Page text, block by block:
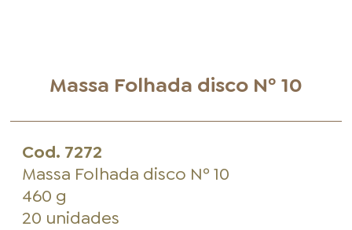
Massa Folhada disco Nº 10
Cod. 7272
Massa Folhada disco Nº 10
460 g
20 unidades